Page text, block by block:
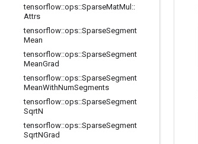
tensorflow::ops::SparseMatMul ::
Attrs
tensorflow::ops::SparseSegment
Mean
tensorflow::ops::SparseSegment
MeanGrad
tensorflow::ops::SparseSegment
MeanWithNumSegments
tensorflow::ops::SparseSegment
SqrtN
tensorflow::ops::SparseSegment
SqrtNGrad